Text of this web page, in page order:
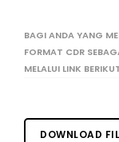
BAGI ANDA YANG
FORMAT CDR
MELALUI LINK
DOWNLOAD